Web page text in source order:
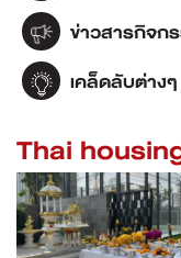
ข่าวสารกิจก
เคล็ดลับต่างๆ
Thai